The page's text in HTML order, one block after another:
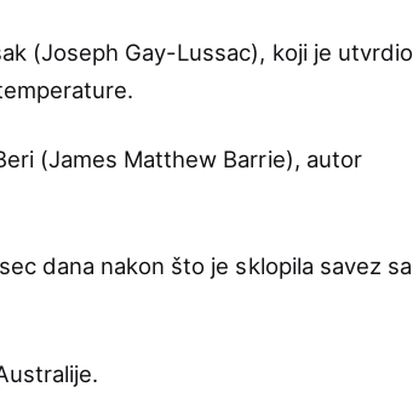
(Joseph Gay-Lussac), koji je utvrdio
(James Matthew Barrie), autor
dana nakon što je sklopila savez sa